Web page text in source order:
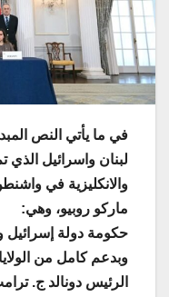
في ما يأتي النص
لبنان واسرائيل الذي
والانكليزية في
ماركو روبيو، وهي:
حكومة دولة إسرائيل
وبدعم كامل من
الرئيس دونالد ج.